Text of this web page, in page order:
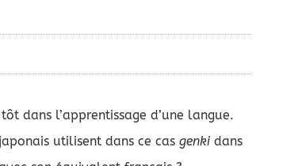
dans l’apprentissage d’une langue.
utilisent dans ce cas genki dans